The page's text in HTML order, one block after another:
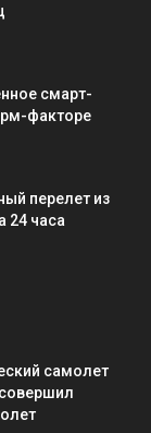
смарт-
факторе
перелет из
24 часа
самолет